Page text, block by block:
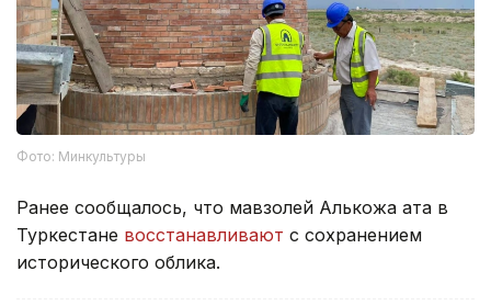
Фото: Минкультуры
Ранее сообщалось, что мавзолей Алькожа ата в
Туркестане восстанавливают с сохранением
исторического облика.